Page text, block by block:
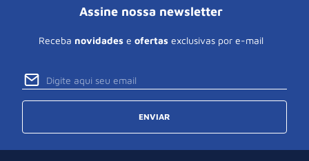
Assine nossa newsletter
Receba novidades e ofertas exclusivas por e-mail
ENVIAR